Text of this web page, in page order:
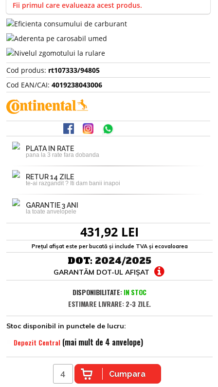
Fii primul care evalueaza acest produs.
Cod produs: rt107333/94805
Cod EAN/CAI: 4019238043006
PLATA IN RATE
pana la 3 rate fara dobanda
RETUR 14 ZILE
te-ai razgandit ? Iti dam banii inapoi
GARANTIE 3 ANI
la toate anvelopele
431,92 LEI
Prețul afișat este per bucată și include TVA și ecovaloarea
DOT: 2024/2025
GARANTĂM DOT-UL AFIȘAT
DISPONIBILITATE: IN STOC
ESTIMARE LIVRARE: 2-3 ZILE.
Stoc disponibil in punctele de lucru:
Depozit Central (mai mult de 4 anvelope)
Cumpara